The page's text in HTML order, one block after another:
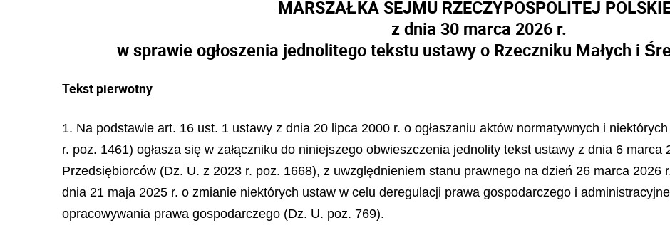
MARSZAŁKA SEJMU RZECZYPOSPOLITEJ
z dnia 30 marca 2026 r.
w sprawie ogłoszenia jednolitego tekstu ustawy o Rzeczniku Małych i
Tekst pierwotny
1. Na podstawie art. 16 ust. 1 ustawy z dnia 20 lipca 2000 r. o ogłaszaniu aktów normatywnych i
r. poz. 1461) ogłasza się w załączniku do niniejszego obwieszczenia jednolity tekst ustawy z dnia 6 marca
Przedsiębiorców (Dz. U. z 2023 r. poz. 1668), z uwzględnieniem stanu prawnego na dzień 26 marca 2026
dnia 21 maja 2025 r. o zmianie niektórych ustaw w celu deregulacji prawa gospodarczego i
opracowywania prawa gospodarczego (Dz. U. poz. 769).